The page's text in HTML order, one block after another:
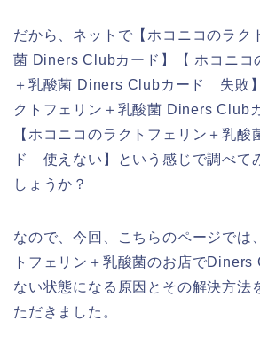
だから、ネットで【ホコニコのラク
菌 Diners Clubカード】【 ホコニコ
＋乳酸菌 Diners Clubカード 失敗
クトフェリン＋乳酸菌 Diners Club
【ホコニコのラクトフェリン＋乳
ド 使えない】という感じで調べて
しょうか？
なので、今回、こちらのページでは
トフェリン＋乳酸菌のお店でDiners
ない状態になる原因とその解決方法
ただきました。